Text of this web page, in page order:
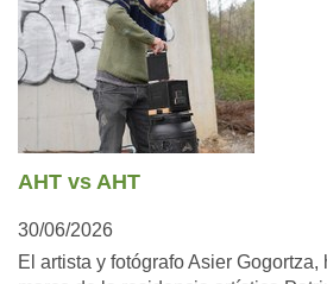
AHT vs AHT
30/06/2026
El artista y fotógrafo Asier Gogortza,